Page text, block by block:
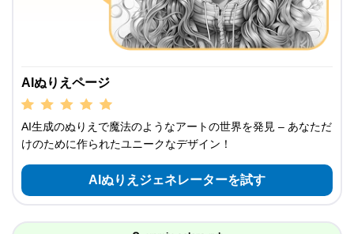
AIぬりえページ
AI生成のぬりえで魔法のようなアートの世界を発見 – あなただ
けのために作られたユニークなデザイン！
AIぬりえジェネレーターを試す